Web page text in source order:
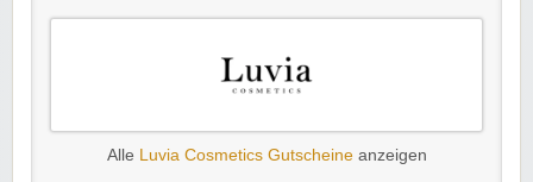
Alle Luvia Cosmetics Gutscheineanzeigen